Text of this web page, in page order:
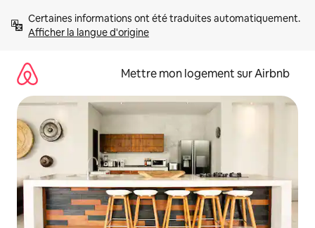
directement
Afficher la langue d'origine
Mettre mon logement sur Airbnb